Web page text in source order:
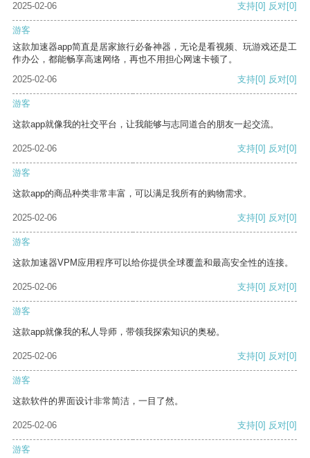
2025-02-06 支持[0] 反对[0]
游客
这款加速器app简直是居家旅行必备神器，无论是看视频、玩游戏还是工
作办公，都能畅享高速网络，再也不用担心网速卡顿了。
2025-02-06
支持[0] 反对[0]
游客
这款app就像我的社交平台，让我能够与志同道合的朋友一起交流。
2025-02-06 支持[0] 反对[0]
游客
这款app的商品种类非常丰富，可以满足我所有的购物需求。
2025-02-06 支持[0] 反对[0]
游客
这款加速器VPM应用程序可以给你提供全球覆盖和最高安全性的连接。
2025-02-06 支持[0] 反对[0]
游客
这款app就像我的私人导师，带领我探索知识的奥秘。
2025-02-06 支持[0] 反对[0]
游客
这款软件的界面设计非常简洁，一目了然。
2025-02-06 支持[0] 反对[0]
游客